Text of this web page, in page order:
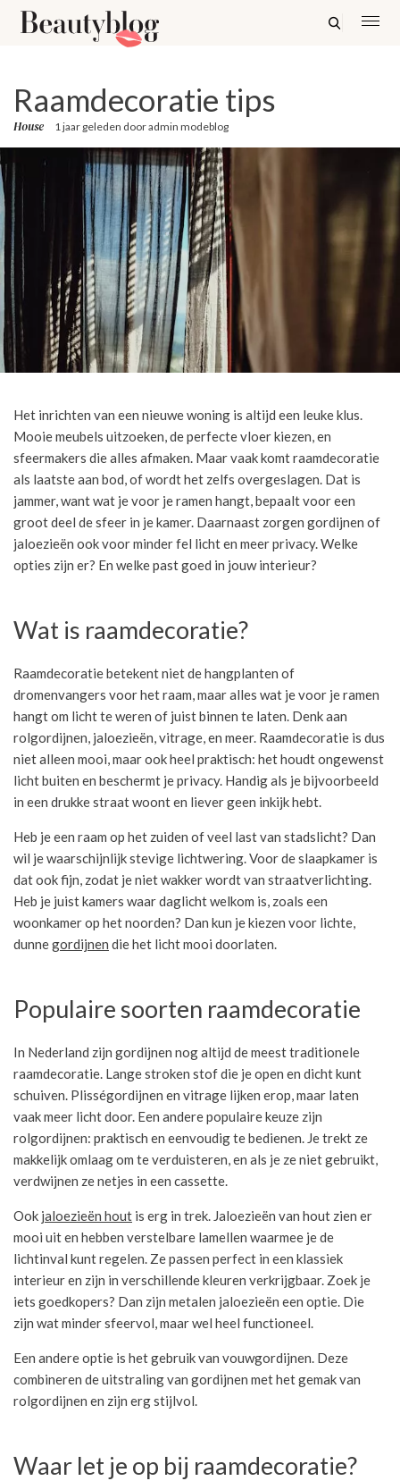
Raamdecoratie tips
House 1 jaar geleden dooradmin modeblog
Het inrichten van een nieuwe woning is altijd een leuke klus.
Mooie meubels uitzoeken, de perfecte vloer kiezen, en
sfeermakers die alles afmaken. Maar vaak komt raamdecoratie
als laatste aan bod, of wordt het zelfs overgeslagen. Dat is
jammer, want wat je voor je ramen hangt, bepaalt voor een
groot deel de sfeer in je kamer. Daarnaast zorgen gordijnen of
jaloezieën ook voor minder fel licht en meer privacy. Welke
opties zijn er? En welke past goed in jouw interieur?
Wat is raamdecoratie?
Raamdecoratie betekent niet de hangplanten of
dromenvangers voor het raam, maar alles wat je voor je ramen
hangt om licht te weren of juist binnen te laten. Denk aan
rolgordijnen, jaloezieën, vitrage, en meer. Raamdecoratie is dus
niet alleen mooi, maar ook heel praktisch: het houdt ongewenst
licht buiten en beschermt je privacy. Handig als je bijvoorbeeld
in een drukke straat woont en liever geen inkijk hebt.
Heb je een raam op het zuiden of veel last van stadslicht? Dan
wil je waarschijnlijk stevige lichtwering. Voor de slaapkamer is
dat ook fijn, zodat je niet wakker wordt van straatverlichting.
Heb je juist kamers waar daglicht welkom is, zoals een
woonkamer op het noorden? Dan kun je kiezen voor lichte,
dunnegordijnen die het licht mooi doorlaten.
Populaire soorten raamdecoratie
In Nederland zijn gordijnen nog altijd de meest traditionele
raamdecoratie. Lange stroken stof die je open en dicht kunt
schuiven. Plisségordijnen en vitrage lijken erop, maar laten
vaak meer licht door. Een andere populaire keuze zijn
rolgordijnen: praktisch en eenvoudig te bedienen. Je trekt ze
makkelijk omlaag om te verduisteren, en als je ze niet gebruikt,
verdwijnen ze netjes in een cassette.
Ook jaloezieën hout is erg in trek. Jaloezieën van hout zien er
mooi uit en hebben verstelbare lamellen waarmee je de
lichtinval kunt regelen. Ze passen perfect in een klassiek
interieur en zijn in verschillende kleuren verkrijgbaar. Zoek je
iets goedkopers? Dan zijn metalen jaloezieën een optie. Die
zijn wat minder sfeervol, maar wel heel functioneel.
Een andere optie is het gebruik van vouwgordijnen. Deze
combineren de uitstraling van gordijnen met het gemak van
rolgordijnen en zijn erg stijlvol.
Waar let je op bij raamdecoratie?